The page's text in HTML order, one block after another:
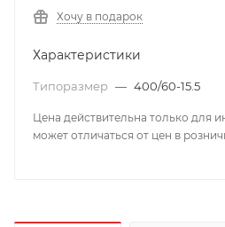
Хочу в подарок
Характеристики
Типоразмер — 400/60-15.5
Цена действительна только для
может отличаться от цен в